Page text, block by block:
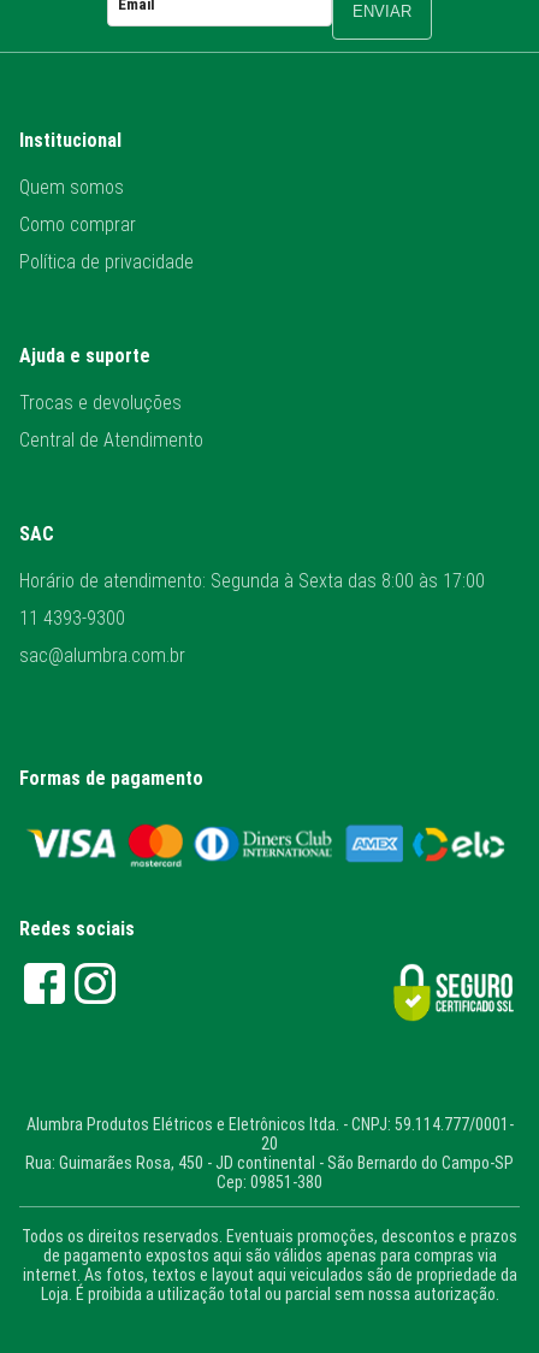
ENVIAR
Institucional
Quem somos
Como comprar
Política de privacidade
Ajuda e suporte
Trocas e devoluções
Central de Atendimento
SAC
Horário de atendimento: Segunda à Sexta das 8:00 às 17:00
11 4393-9300
sac@alumbra.com.br
Formas de pagamento
Redes sociais
Alumbra Produtos Elétricos e Eletrônicos ltda. - CNPJ: 59.114.777/0001-
20
Rua: Guimarães Rosa, 450 - JD continental - São Bernardo do Campo-SP
Cep: 09851-380
Todos os direitos reservados. Eventuais promoções, descontos e prazos
de pagamento expostos aqui são válidos apenas para compras via
internet. As fotos, textos e layout aqui veiculados são de propriedade da
Loja. É proibida a utilização total ou parcial sem nossa autorização.